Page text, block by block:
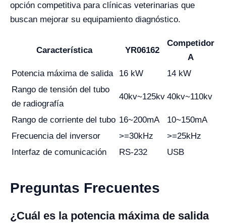
opción competitiva para clínicas veterinarias que
buscan mejorar su equipamiento diagnóstico.
Característica YR06162
Competidor
A
Potencia máxima de salida
16 kW
14 kW
Rango de tensión del tubo
de radiografía
40kv~125kv 40kv~110kv
Rango de corriente del tubo 16~200mA
10~150mA
Frecuencia del inversor
>=30kHz
>=25kHz
Interfaz de comunicación
RS-232 USB
Preguntas Frecuentes
¿Cuál es la potencia máxima de salida